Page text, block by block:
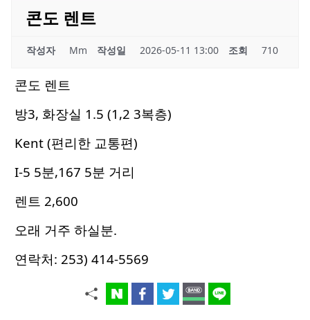
콘도 렌트
작성자 Mm 작성일 2026-05-11 13:00 조회 710
콘도 렌트
방3, 화장실 1.5 (1,2 3복층)
Kent (편리한 교통편)
I-5 5분,167 5분 거리
렌트 2,600
오래 거주 하실분.
연락처: 253) 414-5569